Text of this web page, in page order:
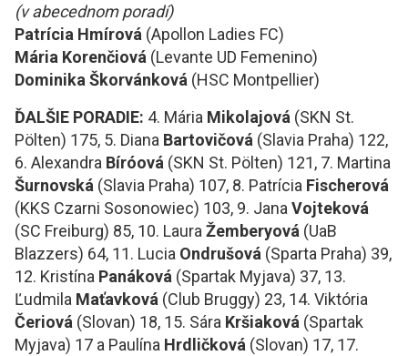
(v abecednom poradí)
Patrícia Hmírová (Apollon Ladies FC)
Mária Korenčiová (Levante UD Femenino)
Dominika Škorvánková (HSC Montpellier)
ĎALŠIE PORADIE: 4. Mária Mikolajová (SKN St.
Pölten) 175, 5. Diana Bartovičová (Slavia Praha) 122,
6. Alexandra Bíróová (SKN St. Pölten) 121, 7. Martina
Šurnovská (Slavia Praha) 107, 8. Patrícia Fischerová
(KKS Czarni Sosonowiec) 103, 9. Jana Vojteková
(SC Freiburg) 85, 10. Laura Žemberyová (UaB
Blazzers) 64, 11. Lucia Ondrušová (Sparta Praha) 39,
12. Kristína Panáková (Spartak Myjava) 37, 13.
Ľudmila Maťavková (Club Bruggy) 23, 14. Viktória
Čeriová (Slovan) 18, 15. Sára Kršiaková (Spartak
Myjava) 17 a Paulína Hrdličková (Slovan) 17, 17.